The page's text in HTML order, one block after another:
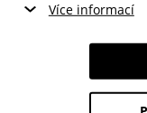
můžete přečíst, jak
poskytli nebo které
služby. Tyto údaje
adresu a další
Více informací
Nezbytné cookies
Marketingové